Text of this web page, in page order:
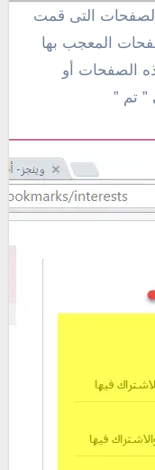
التى قمت
المعجب بها
الصفحات أو
” تم ”